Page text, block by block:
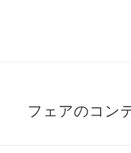
フェアのコン